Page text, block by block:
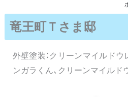
ッ
竜王町Ｔさま邸
外壁塗装：クリーンマイルドウ
ンガラくん、クリーンマイルド